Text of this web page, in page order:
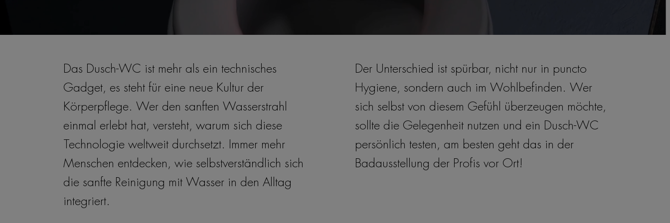
Das Dusch-WC ist mehr als ein technisches
Gadget, es steht für eine neue Kultur der
Körperpflege. Wer den sanften Wasserstrahl
einmal erlebt hat, versteht, warum sich diese
Technologie weltweit durchsetzt. Immer mehr
Menschen entdecken, wie selbstverständlich sich
die sanfte Reinigung mit Wasser in den Alltag
integriert.
Der Unterschied ist spürbar, nicht nur in puncto
Hygiene, sondern auch im Wohlbefinden. Wer
sich selbst von diesem Gefühl überzeugen möchte,
sollte die Gelegenheit nutzen und ein Dusch-WC
persönlich testen, am besten geht das in der
Badausstellung der Profis vor Ort!